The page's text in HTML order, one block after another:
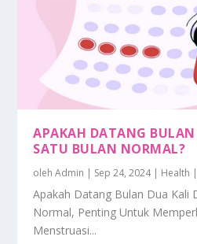
APAKAH DATANG
SATU BULAN NORMAL?
olehAdmin | Sep 24, 2024| Health |
Apakah Datang Bulan Dua Kali
Normal, Penting Untuk
Menstruasi...